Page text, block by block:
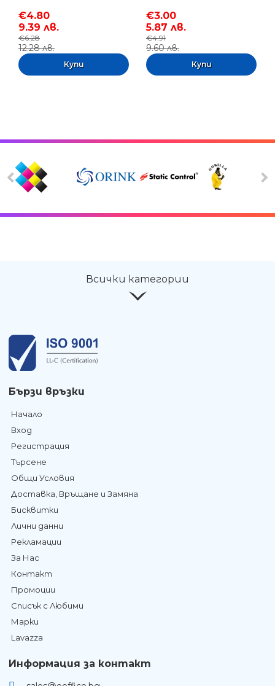
€4.80
9.39 лв.
€6.28
12.28 лв.
€3.00
5.87 лв.
€4.91
9.60 лв.
Всички категории
Бързи връзки
Начало
Вход
Регистрация
Търсене
Общи Условия
Доставка, Връщане и Замяна
Бисквитки
Лични данни
Рекламации
За Нас
Контакт
Промоции
Списък с Любими
Марки
Lavazza
Информация за контакт